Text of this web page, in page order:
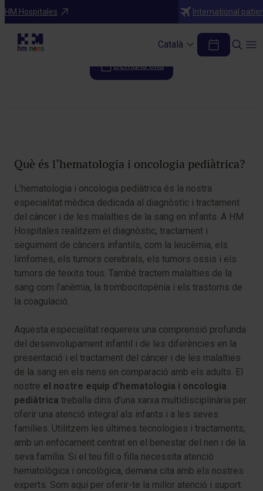
HM Hospitales International
Català
Especialitats
Hematologia pediàtrica
Demana cita
Què és l’hematologia i oncologia pediàtrica?
L’hematologia i oncologia pediàtrica és la nostra
especialitat mèdica dedicada al diagnòstic i tractament
del càncer i de les malalties de la sang en infants. A HM
Hospitales realitzem el diagnòstic, tractament i
seguiment de càncers infantils, com la leucèmia, els
limfomes, els tumors cerebrals, els tumors ossis i els
tumors de teixits tous. També tractem malalties de la
sang com l’anèmia, la trombocitopènia i els trastorns de
la coagulació.
Aquesta especialitat requereix una comprensió profunda
del desenvolupament infantil i de les diferències en la
presentació i el tractament del càncer i de les malalties
de la sang en els nens en comparació amb els adults. El
nostre el nostre equip d’hematologia i oncologia
pediàtrica treballa dins d’una xarxa multidisciplinària per
oferir una atenció integral als infants i a les seves
famílies. Utilitzem les últimes tecnologies i tractaments,
amb un enfocament centrat en el benestar del nen i de la
seva família. Si el teu fill o filla necessita atenció
hematològica i oncològica, demana cita amb els nostres
experts. Som aquí per oferir-te la millor atenció i suport.